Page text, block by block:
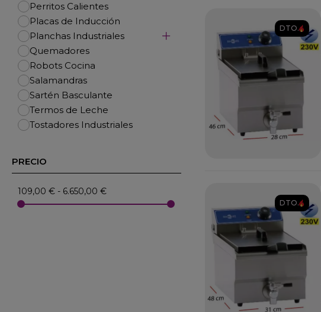
Perritos Calientes
Placas de Inducción
Planchas Industriales
Quemadores
Robots Cocina
Salamandras
Sartén Basculante
Termos de Leche
Tostadores Industriales
PRECIO
109,00 € - 6.650,00 €
DTO.
DTO.